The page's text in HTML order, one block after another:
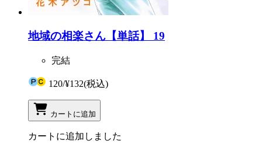
地域の相楽さん【単話】 19
完結
120/¥132(税込)
カートに追加
カートに追加しました